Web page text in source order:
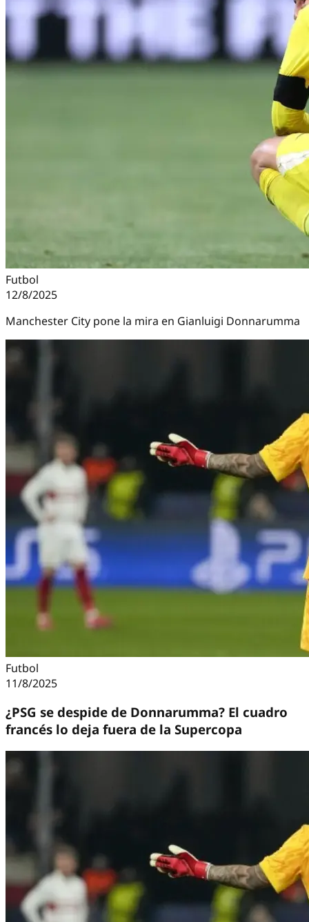
Futbol
12/8/2025
Manchester City pone la mira en Gianluigi Donnarumma
Futbol
11/8/2025
¿PSG se despide de Donnarumma? El cuadro
francés lo deja fuera de la Supercopa